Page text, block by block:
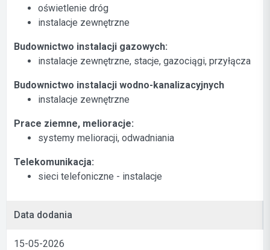
oświetlenie dróg
instalacje zewnętrzne
Budownictwo instalacji gazowych:
instalacje zewnętrzne, stacje, gazociągi, przyłącza
Budownictwo instalacji wodno-kanalizacyjnych
instalacje zewnętrzne
Prace ziemne, melioracje:
systemy melioracji, odwadniania
Telekomunikacja:
sieci telefoniczne - instalacje
Data dodania
15-05-2026